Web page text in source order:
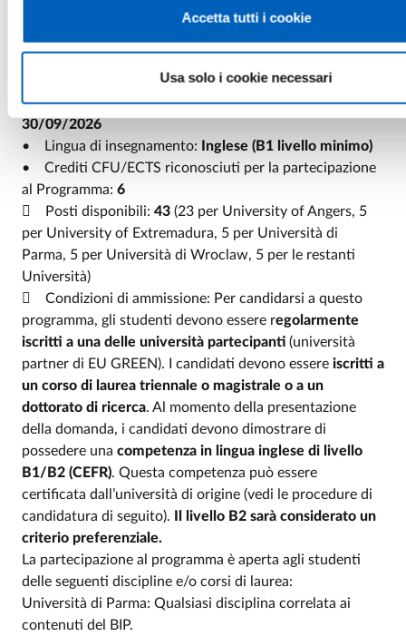
Accetta tutti i cookie
Usa solo i cookie necessari
• Sede ospitante il periodo in presenza:University of
• Periodo di frequenza in presenza:
• Periodo di frequenza virtuale:8/06/2026 -
30/09/2026
• Lingua di insegnamento:
Inglese (B1 livello minimo)
• Crediti CFU/ECTS riconosciuti per la partecipazione
al Programma: 6
 Posti disponibili: 43 (23 per University of Angers, 5
per University of Extremadura, 5 per Università di
Parma, 5 per Università di Wroclaw, 5 per le restanti
Università)
 Condizioni di ammissione: Per candidarsi a questo
programma, gli studenti devono essere regolarmente
iscritti a una delle università partecipanti (università
partner di EU GREEN). I candidati devono essere iscritti a
un corso di laurea triennale o magistrale o a un
dottorato di ricerca. Al momento della presentazione
della domanda, i candidati devono dimostrare di
possedere una competenza in lingua inglese di livello
B1/B2 (CEFR). Questa competenza può essere
certificata dall’università di origine (vedi le procedure di
candidatura di seguito).
Il livello B2 sarà considerato un
criterio preferenziale.
La partecipazione al programma è aperta agli studenti
delle seguenti discipline e/o corsi di laurea:
Università di Parma: Qualsiasi disciplina correlata ai
contenuti del BIP.